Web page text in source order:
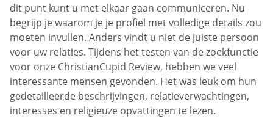
dit punt kunt u met elkaar gaan communiceren. Nu
begrijp je waarom je je profiel met volledige details zou
moeten invullen. Anders vindt u niet de juiste persoon
voor uw relaties. Tijdens het testen van de zoekfunctie
voor onze ChristianCupid Review, hebben we veel
interessante mensen gevonden. Het was leuk om hun
gedetailleerde beschrijvingen, relatieverwachtingen,
interesses en religieuze opvattingen te lezen.